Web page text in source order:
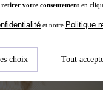
le bac ?
retirer votre consentement en
et notre Politique
choix Tout